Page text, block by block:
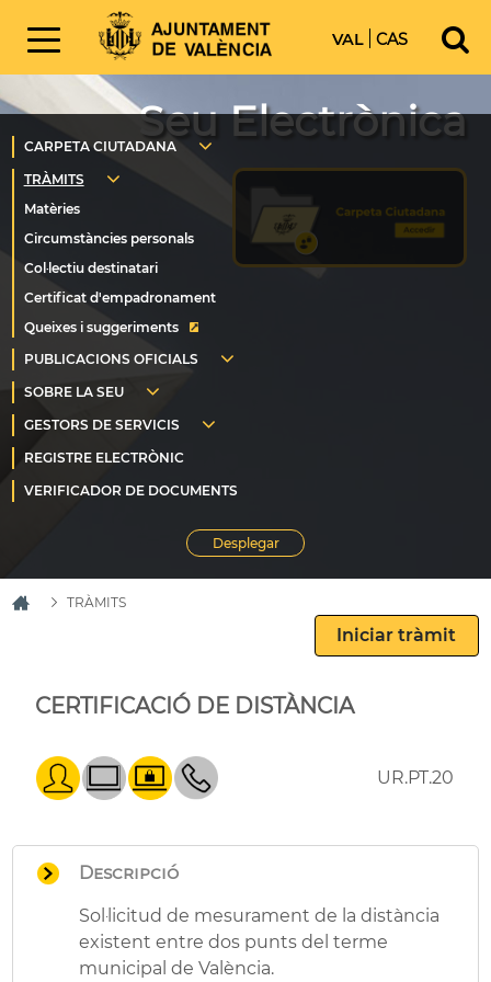
VAL CAS
Seu Electrònica
Queixes i suggeriments
TRÀMITS
CERTIFICACIÓ DE DISTÀNCIA
UR.PT.20
Descripció
Sol·licitud de mesurament de la distància
existent entre dos punts del terme
municipal de València.